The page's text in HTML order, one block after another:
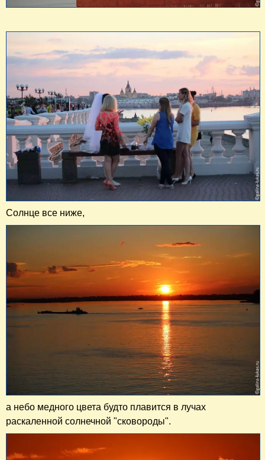
Солнце все ниже,
а небо медного цвета будто плавится в лучах
раскаленной солнечной "сковороды".